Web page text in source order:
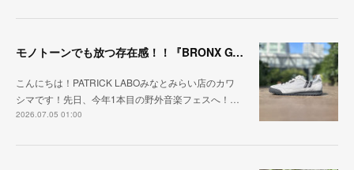
モノトーンでも放つ存在感！！『BRONX GY/BK』
こんにちは！PATRICK LABOみなとみらい店のカワ
シマです！先日、今年1本目の野外音楽フェスへ！…
2026.07.05 01:00